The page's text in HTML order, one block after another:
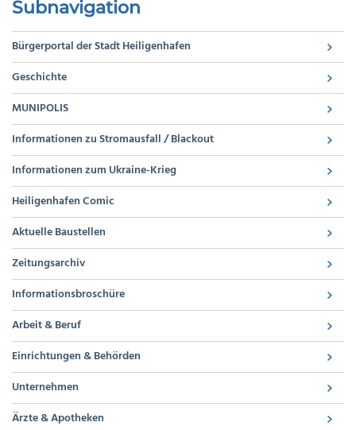
Subnavigation
Bürgerportal der Stadt Heiligenhafen
Geschichte
MUNIPOLIS
Informationen zu Stromausfall / Blackout
Informationen zum Ukraine-Krieg
Heiligenhafen Comic
Aktuelle Baustellen
Zeitungsarchiv
Informationsbroschüre
Arbeit & Beruf
Einrichtungen & Behörden
Unternehmen
Ärzte & Apotheken